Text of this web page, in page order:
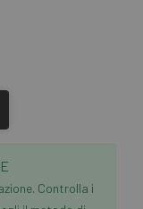
Controlla i